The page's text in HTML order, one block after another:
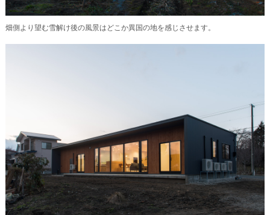
畑側より望む雪解け後の風景はどこか異国の地を感じさせます。